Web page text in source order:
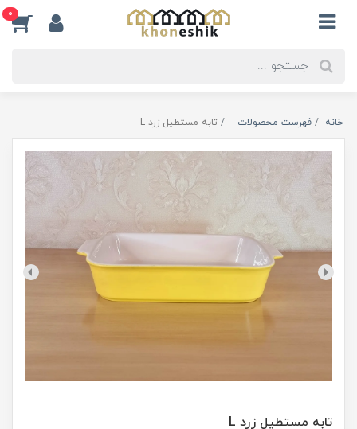
0
خانه فهرست محصولات تابه مستطیل زرد L
تابه مستطیل زرد L